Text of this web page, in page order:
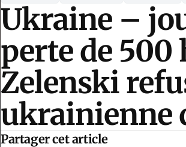
Ukraine –
perte de
Zelenski
ukrainienne
Partager cet article